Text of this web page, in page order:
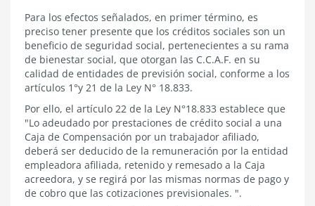
3.6.1
CONSIDERACIONES
GENERALES
Para los efectos señalados, en primer término, es
preciso tener presente que los créditos sociales son un
beneficio de seguridad social, pertenecientes a su rama
de bienestar social, que otorgan las C.C.A.F. en su
calidad de entidades de previsión social, conforme a los
artículos 1°y 21 de la Ley N° 18.833.
Por ello, el artículo 22 de la Ley N°18.833 establece que
"Lo adeudado por prestaciones de crédito social a una
Caja de Compensación por un trabajador afiliado,
deberá ser deducido de la remuneración por la entidad
empleadora afiliada, retenido y remesado a la Caja
acreedora, y se regirá por las mismas normas de pago y
de cobro que las cotizaciones previsionales. ".